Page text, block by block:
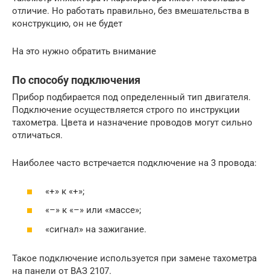
отличие. Но работать правильно, без вмешательства в
конструкцию, он не будет
На это нужно обратить внимание
По способу подключения
Прибор подбирается под определенный тип двигателя.
Подключение осуществляется строго по инструкции
тахометра. Цвета и назначение проводов могут сильно
отличаться.
Наиболее часто встречается подключение на 3 провода:
«+» к «+»;
«–» к «–» или «массе»;
«сигнал» на зажигание.
Такое подключение используется при замене тахометра
на панели от ВАЗ 2107.